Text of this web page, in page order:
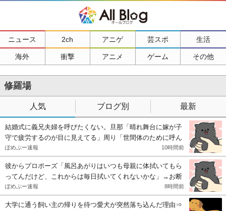
ニュース 2ch アニゲ 芸スポ 生活
海外 衝撃 アニメ ゲーム その他
修羅場
人気 ブログ別 最新
結婚式に義兄夫婦を呼びたくない。旦那「晴れ舞台に嫁が子
守で疲労するのが目に見えてる」周り「世間体のために呼ん
だ方がいい」私（私の気持ちに従う？旦那の体裁のためにも
呼ぶ？）
ぽめぷー速報 10時間前
彼からプロポーズ「風呂あがりはいつも母親に体拭いてもら
ってんだけど、これからは毎日拭いてくれないかな」→お断
りしてお別れをしたら、アド変してロミオメールが来た
ぽめぷー速報 8時間前
大学に通う飼い主の帰りを待つ愛犬が突然落ち込んだ理由⇒